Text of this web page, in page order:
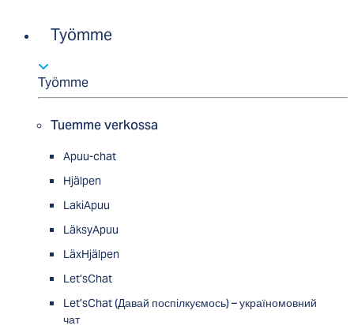
Työmme
Työmme
Tuemme verkossa
Apuu-chat
Hjälpen
LakiApuu
LäksyApuu
LäxHjälpen
Let’sChat
Let’sChat (Давай поспілкуємось) – україномовний
чат